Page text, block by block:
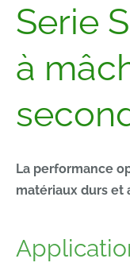
Serie
à
La performance
matériaux durs et